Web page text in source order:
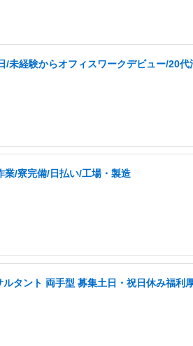
未経験からオフィスワークデビュー/20代
業/寮完備/日払い/工場・製造
タント 両手型 募集土日・祝日休み福利